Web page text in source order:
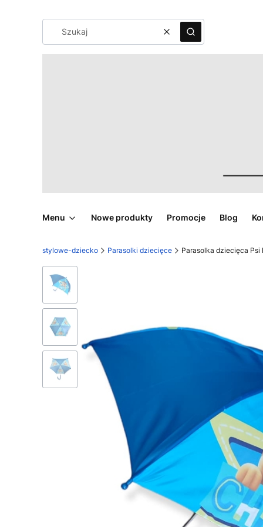
WyczyśćSzukaj
Menu Nowe produkty Promocje Blog
stylowe-dziecko Parasolki dziecięce Parasolka dziecięca Psi